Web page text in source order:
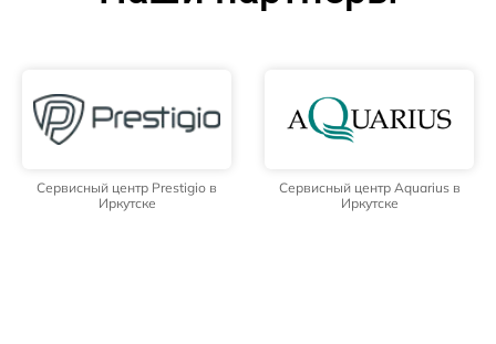
Сервисный центр Prestigio в
Иркутске
Сервисный центр Aquarius в
Иркутске